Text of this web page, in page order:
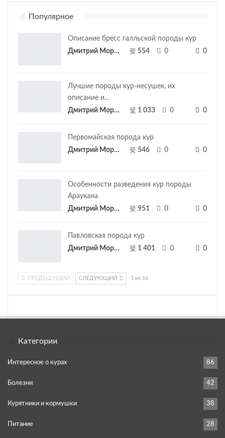
Популярное
Описание бресс галльской породы кур
Дмитрий Морозов
554 0 0
Лучшие породы кур-несушек, их
описание и…
Дмитрий Морозов
1 033 0 0
Первомайская порода кур
Дмитрий Морозов
546 0 0
Особенности разведения кур породы
Араукана
Дмитрий Морозов
951 0 0
Павловская порода кур
Дмитрий Морозов
1 401 0 0
ПРЕДЫДУЩИЙ СЛЕДУЮЩИЙ 1 из 16
Категории
Интересное о курах 86
Болезни 42
Курятники и кормушки 38
Питание 28